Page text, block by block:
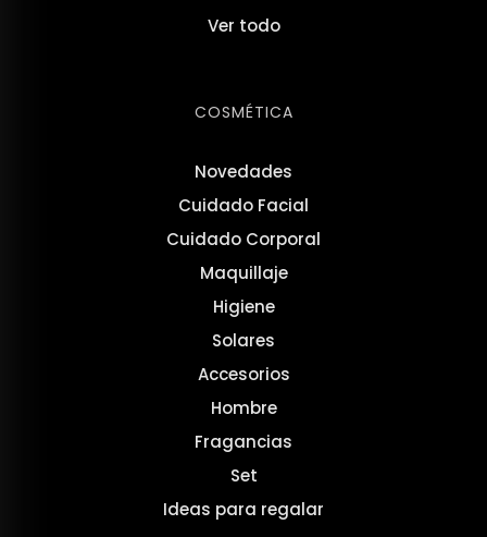
Ver todo
COSMÉTICA
Novedades
Cuidado Facial
Cuidado Corporal
Maquillaje
Higiene
Solares
Accesorios
Hombre
Fragancias
Set
Ideas para regalar